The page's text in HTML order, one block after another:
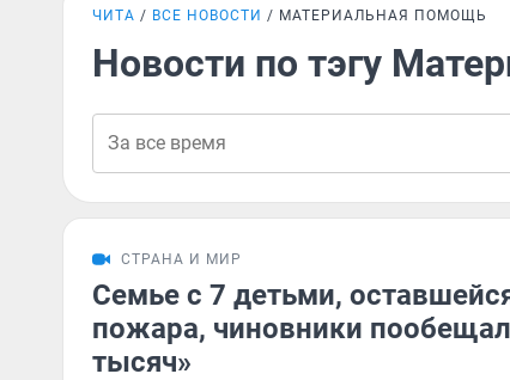
ЧИТА ВСЕ НОВОСТИ МАТЕРИАЛЬНАЯ ПОМОЩЬ
Новости по тэгу
СТРАНА И МИР
Семье с 7 детьми,
пожара, чиновники
тысяч»